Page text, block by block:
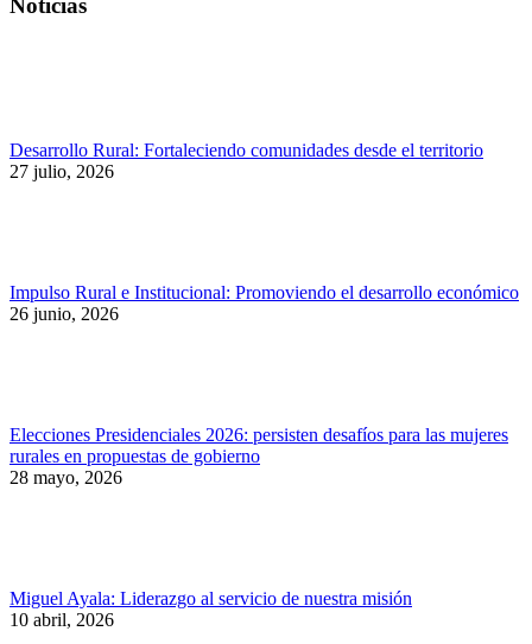
Desarrollo Rural: Fortaleciendo comunidades desde el territorio
27 julio, 2026
Impulso Rural e Institucional: Promoviendo el desarrollo económico
26 junio, 2026
Elecciones Presidenciales 2026: persisten desafíos para las mujeres
rurales en propuestas de gobierno
28 mayo, 2026
Miguel Ayala: Liderazgo al servicio de nuestra misión
10 abril, 2026